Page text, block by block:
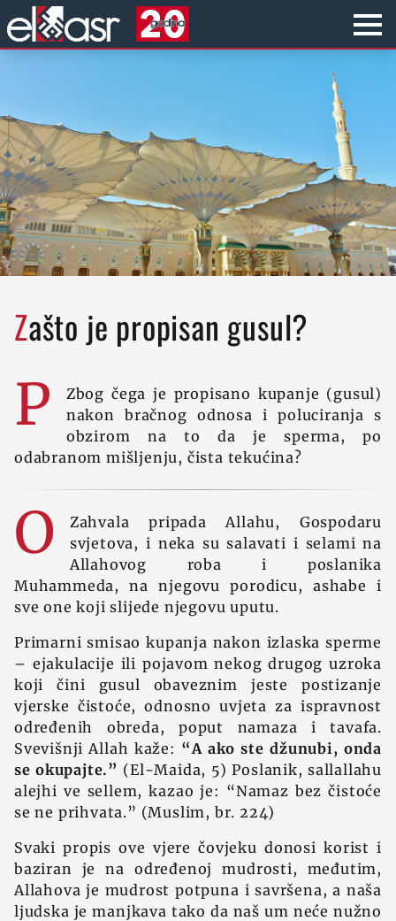
Zašto je propisan gusul?
P
Zbog čega je propisano kupanje (gusul)
nakon bračnog odnosa i poluciranja s
obzirom na to da je sperma, po
odabranom mišljenju, čista tekućina?
O
Zahvala pripada Allahu, Gospodaru
svjetova, i neka su salavati i selami na
Allahovog roba i poslanika
Muhammeda, na njegovu porodicu, ashabe i
sve one koji slijede njegovu uputu.
Primarni smisao kupanja nakon izlaska sperme
– ejakulacije ili pojavom nekog drugog uzroka
koji čini gusul obaveznim jeste postizanje
vjerske čistoće, odnosno uvjeta za ispravnost
određenih obreda, poput namaza i tavafa.
Svevišnji Allah kaže: “A ako ste džunubi, onda
se okupajte.” (El-Maida, 5) Poslanik, sallallahu
alejhi ve sellem, kazao je: “Namaz bez čistoće
se ne prihvata.” (Muslim, br. 224)
Svaki propis ove vjere čovjeku donosi korist i
baziran je na određenoj mudrosti, međutim,
Allahova je mudrost potpuna i savršena, a naša
ljudska je manjkava tako da naš um neće nužno